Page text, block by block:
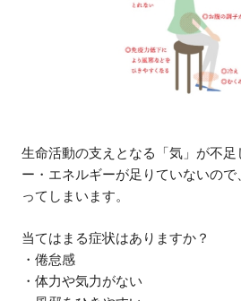
生命活動の支えとなる「気」が不足
ー・エネルギーが足りていないの
ってしまいます。
当てはまる症状はありますか？
・倦怠感
・体力や気力がない